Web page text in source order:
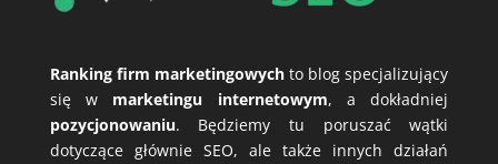
Ranking firm marketingowychto blog specjalizujący
się w marketingu internetowym, a dokładniej
pozycjonowaniu. Będziemy tu poruszać wątki
dotyczące głównie SEO, ale także innych działań